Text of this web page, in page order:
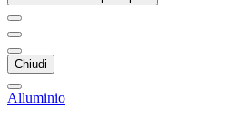
Chiudi
Alluminio